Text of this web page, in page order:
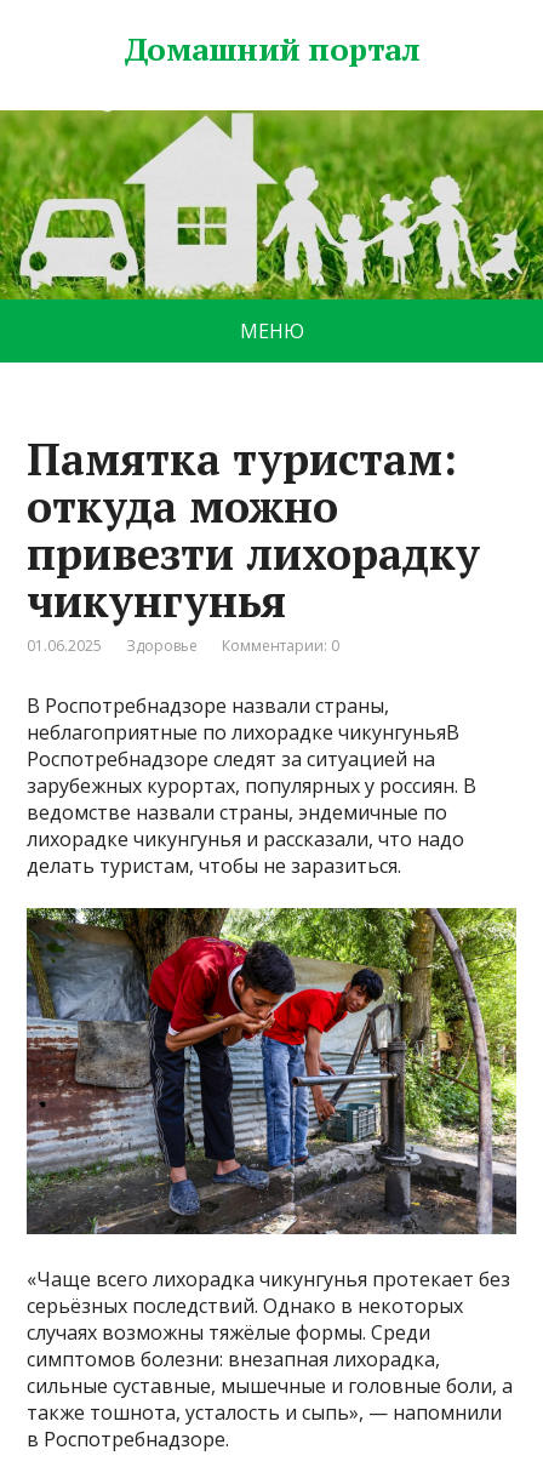
Домашний портал
МЕНЮ
Памятка туристам:
откуда можно
привезти лихорадку
чикунгунья
01.06.2025 Здоровье Комментарии: 0
В Роспотребнадзоре назвали страны,
неблагоприятные по лихорадке чикунгуньяВ
Роспотребнадзоре следят за ситуацией на
зарубежных курортах, популярных у россиян. В
ведомстве назвали страны, эндемичные по
лихорадке чикунгунья и рассказали, что надо
делать туристам, чтобы не заразиться.
«Чаще всего лихорадка чикунгунья протекает без
серьёзных последствий. Однако в некоторых
случаях возможны тяжёлые формы. Среди
симптомов болезни: внезапная лихорадка,
сильные суставные, мышечные и головные боли, а
также тошнота, усталость и сыпь», — напомнили
в Роспотребнадзоре.